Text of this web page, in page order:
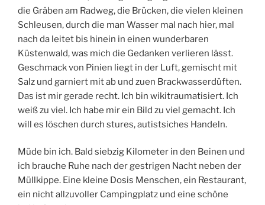
die Gräben am Radweg, die Brücken, die vielen kleinen
Schleusen, durch die man Wasser mal nach hier, mal
nach da leitet bis hinein in einen wunderbaren
Küstenwald, was mich die Gedanken verlieren lässt.
Geschmack von Pinien liegt in der Luft, gemischt mit
Salz und garniert mit ab und zuen Brackwasserdüften.
Das ist mir gerade recht. Ich bin wikitraumatisiert. Ich
weiß zu viel. Ich habe mir ein Bild zu viel gemacht. Ich
will es löschen durch stures, autistsiches Handeln.
Müde bin ich. Bald siebzig Kilometer in den Beinen und
ich brauche Ruhe nach der gestrigen Nacht neben der
Müllkippe. Eine kleine Dosis Menschen, ein Restaurant,
ein nicht allzuvoller Campingplatz und eine schöne